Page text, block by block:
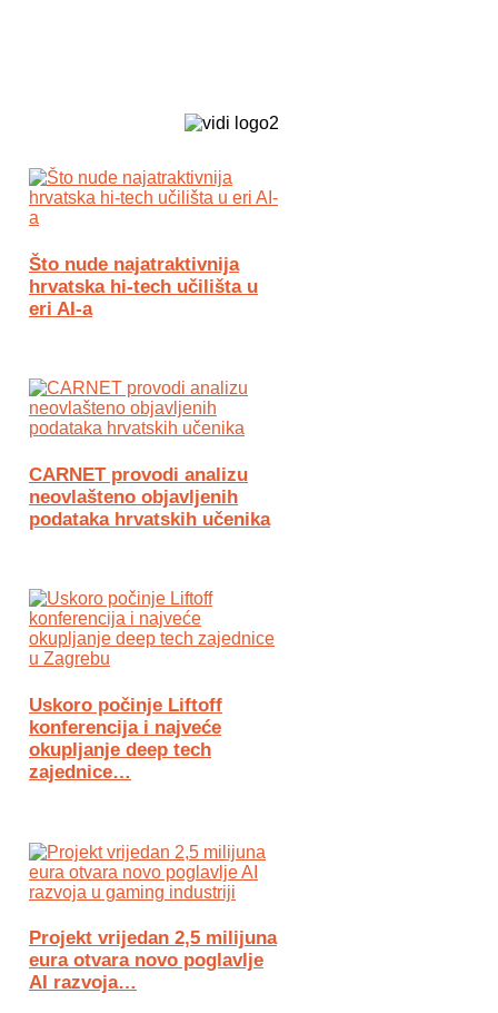
Što nude najatraktivnija
hrvatska hi-tech učilišta u
eri AI-a
CARNET provodi analizu
neovlašteno objavljenih
podataka hrvatskih učenika
Uskoro počinje Liftoff
konferencija i najveće
okupljanje deep tech
zajednice…
Projekt vrijedan 2,5 milijuna
eura otvara novo poglavlje
AI razvoja…